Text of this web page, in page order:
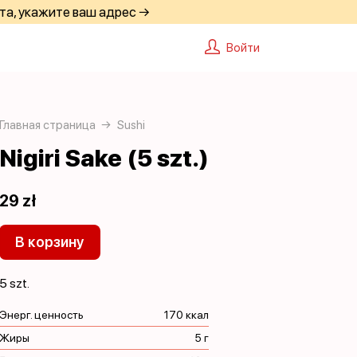
укажите ваш адрес →
Войти
Главная страница Sushi
Nigiri Sake (5 szt.)
29 zł
В корзину
5 szt.
Энерг. ценность
170 ккал
Жиры
5 г